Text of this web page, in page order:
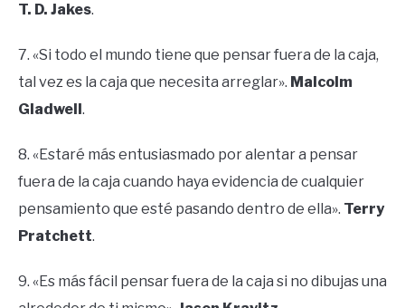
T. D. Jakes.
7. «Si todo el mundo tiene que pensar fuera de la caja,
tal vez es la caja que necesita arreglar». Malcolm
Gladwell.
8. «Estaré más entusiasmado por alentar a pensar
fuera de la caja cuando haya evidencia de cualquier
pensamiento que esté pasando dentro de ella». Terry
Pratchett.
9. «Es más fácil pensar fuera de la caja si no dibujas una